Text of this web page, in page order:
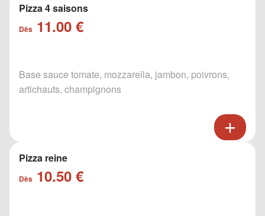
Pizza 4 saisons
Dès 11.00 €
Base sauce tomate, mozzarella, jambon, poivrons,
artichauts, champignons
Pizza reine
Dès 10.50 €